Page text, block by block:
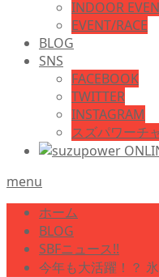
INDOOR
EVENT/RACE
BLOG
SNS
FACEBOOK
TWITTER
INSTAGRAM
スズパワーチ
menu
ホーム
BLOG
SBFニュース!!
今年も大活躍！？